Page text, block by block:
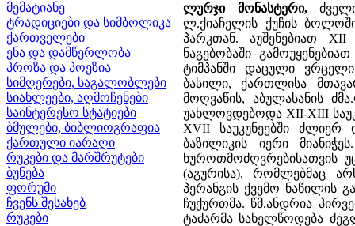
მემატიანე
ტრადიციები და სიმბოლიკა
ქართველები
ენა და დამწერლობა
პროზა და პოეზია
სიმღერები, საგალობლები
სიახლეები, აღმოჩენები
საინტერესო სტატიები
ბმულები, ბიბლიოგრაფია
ქართული იარაღი
რუკები და მარშრუტები
ბუნება
ფორუმი
ჩვენს შესახებ
რუკები
ლურჯი მონასტერი,ძველი
ლ.ქიაჩელის ქუჩის
პარკთან. აუშენებიათ
ნაგებობაში
ტიმპანში დაცული
ბასილი, ქართლისა
მოღვაწის, აბულასანის
უახლოვდებოდა XII-XIII
XVII საუკუნეებში ძლიერ
ბაზილიკის იერი
ხუროთმოძღვრებისათვის
(აგურისა), რომლებმაც
პერანგის ქვემო ნაწილის
ჩუქურთმა. წმ.ანდრია
ტაძარმა სახელწოდება